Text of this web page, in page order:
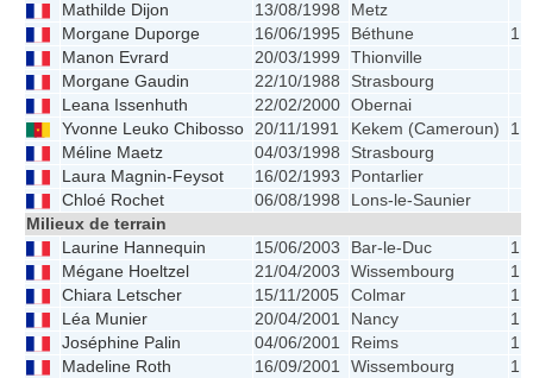
Mathilde Dijon
13/08/1998
Metz
Morgane Duporge
16/06/1995 Béthune
Manon Evrard
20/03/1999
Thionville
Morgane Gaudin
22/10/1988
Strasbourg
Leana Issenhuth
22/02/2000 Obernai
Yvonne Leuko Chibosso 20/11/1991 Kekem (Cameroun)
Méline Maetz
04/03/1998
Strasbourg
Laura Magnin-Feysot
16/02/1993
Pontarlier
Chloé Rochet
06/08/1998
Lons-le-Saunier
Milieux de terrain
Laurine Hannequin
15/06/2003 Bar-le-Duc
Mégane Hoeltzel
21/04/2003 Wissembourg
Chiara Letscher
15/11/2005 Colmar
Léa Munier
20/04/2001 Nancy
Joséphine Palin
04/06/2001 Reims
Madeline Roth
16/09/2001 Wissembourg